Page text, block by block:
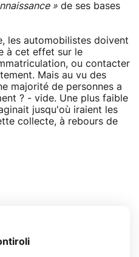
» de ses bases
les automobilistes doivent
à cet effet sur le
ou contacter
Mais au vu des
majorité de personnes a
? - vide. Une plus faible
jusqu'où iraient les
collecte, à rebours de